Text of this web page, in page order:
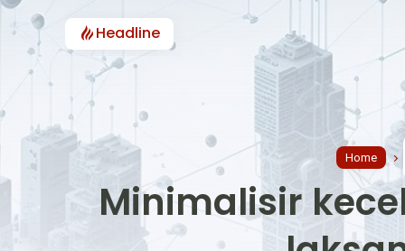
Headline
Home
Minimalisir